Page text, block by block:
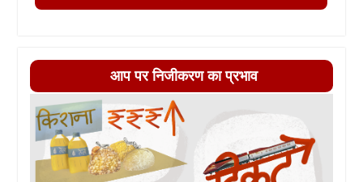
आप पर निजीकरण का प्रभाव